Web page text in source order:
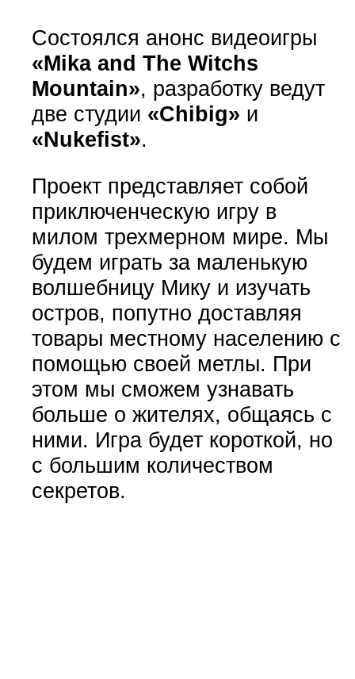
Состоялся анонс видеоигры
«Mika and The Witchs
Mountain», разработку ведут
две студии «Chibig» и
«Nukefist».
Проект представляет собой
приключенческую игру в
милом трехмерном мире. Мы
будем играть за маленькую
волшебницу Мику и изучать
остров, попутно доставляя
товары местному населению с
помощью своей метлы. При
этом мы сможем узнавать
больше о жителях, общаясь с
ними. Игра будет короткой, но
с большим количеством
секретов.